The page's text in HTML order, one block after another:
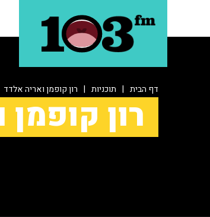
דף הבית | תוכניות | רון קופמן ואריה אלדד
רון